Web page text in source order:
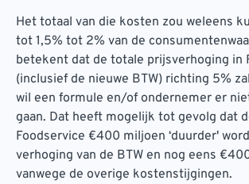
Het totaal van die kosten zou weleens
tot 1,5% tot 2% van de
betekent dat de totale prijsverhoging in
(inclusief de nieuwe BTW) richting 5%
wil een formule en/of ondernemer er
gaan. Dat heeft mogelijk tot gevolg dat
Foodservice €400 miljoen ‘duurder'
verhoging van de BTW en nog eens
vanwege de overige kostenstijgingen.